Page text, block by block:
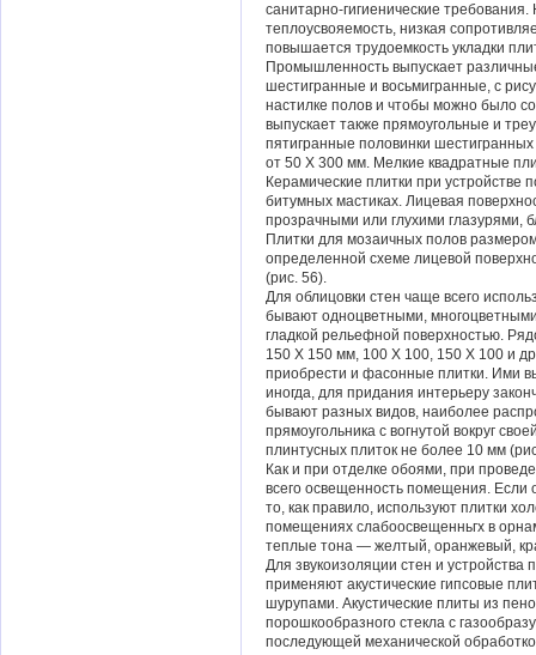
санитарно-гигиенические
теплоусвояемость, низкая
повышается трудоемкость укладки
Промышленность выпускает
шестигранные и восьмигранные, с
настилке полов и чтобы можно было
выпускает также прямоугольные и
пятигранные половинки
от 50 X 300 мм. Мелкие квадратные
Керамические плитки при
битумных мастиках. Лицевая
прозрачными или глухими глазурями,
Плитки для мозаичных полов
определенной схеме лицевой
(рис. 56).
Для облицовки стен чаще всего
бывают одноцветными,
гладкой рельефной поверхностью.
150 X 150 мм, 100 X 100, 150 X 100 и
приобрести и фасонные плитки. Ими
иногда, для придания интерьеру
бывают разных видов, наиболее
прямоугольника с вогнутой вокруг
плинтусных плиток не более 10 мм
Как и при отделке обоями, при
всего освещенность помещения. Если
то, как правило, используют плитки
помещениях слабоосвещенньгх в
теплые тона — желтый, оранжевый,
Для звукоизоляции стен и устройства
применяют акустические гипсовые
шурупами. Акустические плиты из
порошкообразного стекла с
последующей механической